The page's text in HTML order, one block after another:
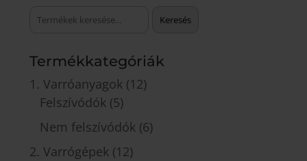
Keresés
következőre:
Keresés
Termékkategóriák
1. Varróanyagok (12)
Felszívódók (5)
Nem felszívódók (6)
2. Varrógépek (12)